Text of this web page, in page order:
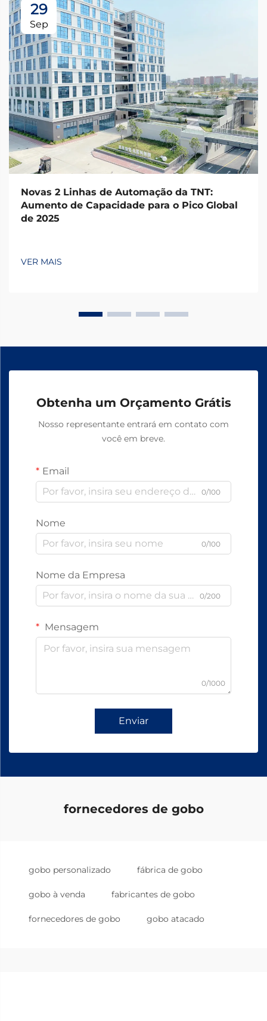
29
Sep
Novas 2 Linhas de Automação da TNT:
Aumento de Capacidade para o Pico Global
de 2025
VER MAIS
Obtenha um Orçamento Grátis
Nosso representante entrará em contato com
você em breve.
Email
0/100
Nome
0/100
Nome da Empresa
0/200
Mensagem
0/1000
Enviar
fornecedores de gobo
gobo personalizado fábrica de gobo
gobo à venda fabricantes de gobo
fornecedores de gobo gobo atacado